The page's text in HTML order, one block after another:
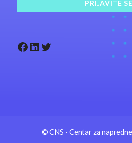
Facebook LinkedIn Twitter
© CNS - Centar za